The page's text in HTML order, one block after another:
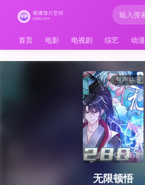
首页 电影 电视剧 综艺 动漫
有声动漫
一口气看完
无限顿悟